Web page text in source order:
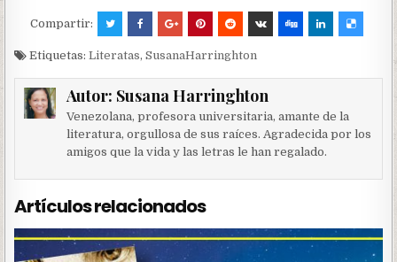
Compartir:
Etiquetas:Literatas,SusanaHarringhton
Autor: Susana Harringhton
Venezolana, profesora universitaria, amante de la
literatura, orgullosa de sus raíces. Agradecida por los
amigos que la vida y las letras le han regalado.
Artículos relacionados